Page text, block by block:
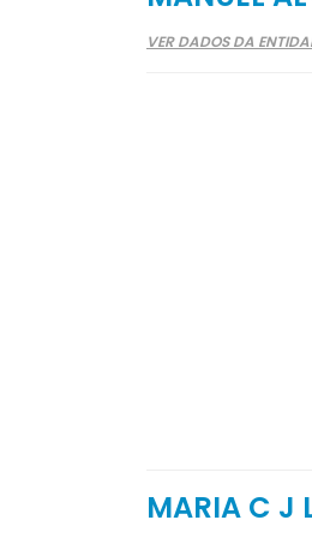
VER DADOS DA
MARIA C J